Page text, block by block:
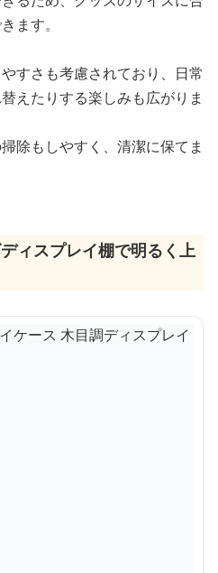
ます。
すさも考慮されており、日常
えたりする楽しみも広がりま
除もしやすく、清潔に保てま
ィスプレイ棚で明るく上